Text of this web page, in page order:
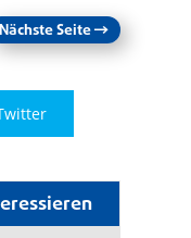
Nächste Seite→